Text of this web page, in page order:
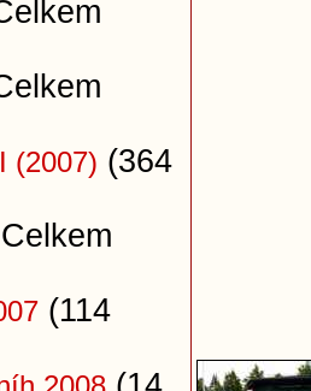
(2007) (364
(114